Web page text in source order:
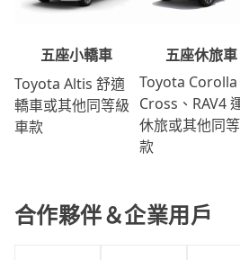
五座小轎車
Toyota Altis 舒適
轎車或其他同等級
車款
五座休旅車
Toyota Corolla
Cross、RAV4
休旅或其他同
款
合作夥伴＆企業用戶